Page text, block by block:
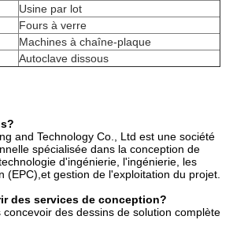
Usine par lot
Fours à verre
Machines à chaîne-plaque
Autoclave dissous
and Technology Co., Ltd est une société
spécialisée dans la conception de
d'ingénierie, l'ingénierie, les
(EPC),et gestion de l'exploitation du projet.
des services de conception?
des dessins de solution complète